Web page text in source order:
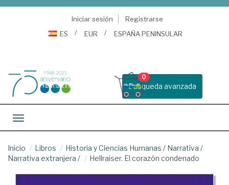
Iniciar sesión
Registrarse
ES
EUR ESPAÑA PENINSULAR
Busqueda avanzada
0
Toggle navigation
Inicio Libros Historia y Ciencias Humanas / Narrativa /
Narrativa extranjera / Hellraiser. El corazón condenado